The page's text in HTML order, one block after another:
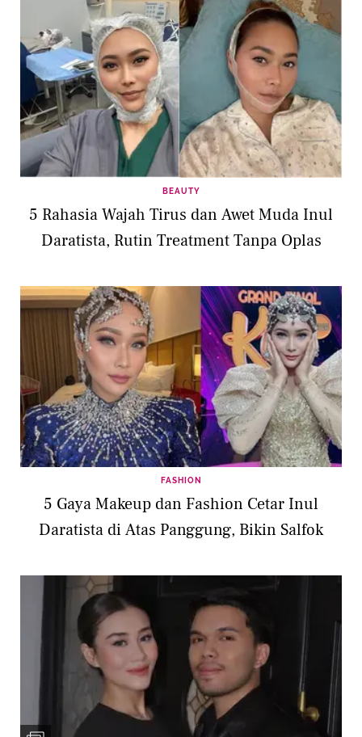
BEAUTY
5 Rahasia Wajah Tirus dan Awet Muda Inul
Daratista, Rutin Treatment Tanpa Oplas
FASHION
5 Gaya Makeup dan Fashion Cetar Inul
Daratista di Atas Panggung, Bikin Salfok